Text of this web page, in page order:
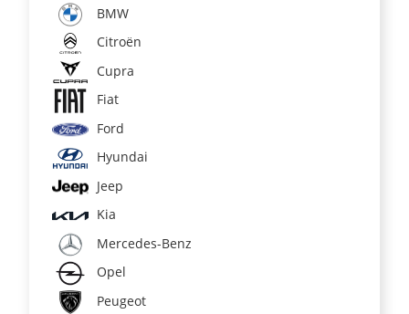
BMW
Citroën
Cupra
Fiat
Ford
Hyundai
Jeep
Kia
Mercedes-Benz
Opel
Peugeot